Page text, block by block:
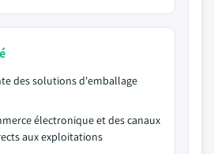
des solutions d'emballage
électronique et des canaux
aux exploitations